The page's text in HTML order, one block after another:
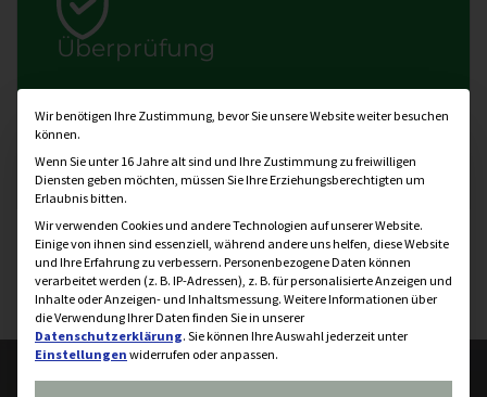
Überprüfung
Brandschutzklappenprüfunggem. ÖNORM H
6031
Wir benötigen Ihre Zustimmung, bevor Sie unsere Website weiter besuchen
können.
Wenn Sie unter 16 Jahre alt sind und Ihre Zustimmung zu freiwilligen
Diensten geben möchten, müssen Sie Ihre Erziehungsberechtigten um
Erlaubnis bitten.
Wir verwenden Cookies und andere Technologien auf unserer Website.
Einige von ihnen sind essenziell, während andere uns helfen, diese Website
und Ihre Erfahrung zu verbessern. Personenbezogene Daten können
verarbeitet werden (z. B. IP-Adressen), z. B. für personalisierte Anzeigen und
Inhalte oder Anzeigen- und Inhaltsmessung. Weitere Informationen über
die Verwendung Ihrer Daten finden Sie in unserer
Datenschutzerklärung. Sie können Ihre Auswahl jederzeit unter
Einstellungen widerrufen oder anpassen.